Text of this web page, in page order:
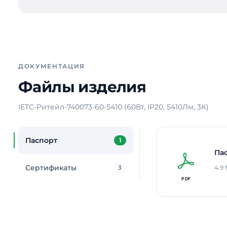
ДОКУМЕНТАЦИЯ
Файлы изделия
IETC-Ритейл-740073-60-5410 (60Вт, IP20, 5410Лм, 3К)
Паспорт 1
Сертификаты 3 4.9